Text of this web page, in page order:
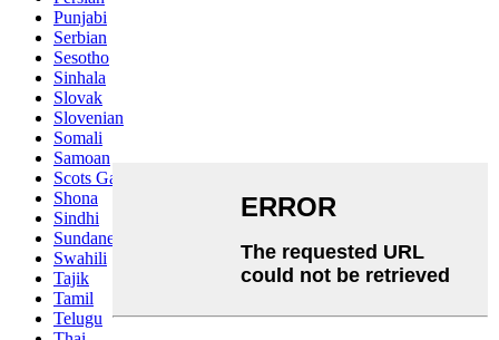
Punjabi
Serbian
Sesotho
Sinhala
Slovak
Slovenian
Somali
Samoan
Scots Gaelic
Shona
Sindhi
Sundanese
Swahili
Tajik
Tamil
Telugu